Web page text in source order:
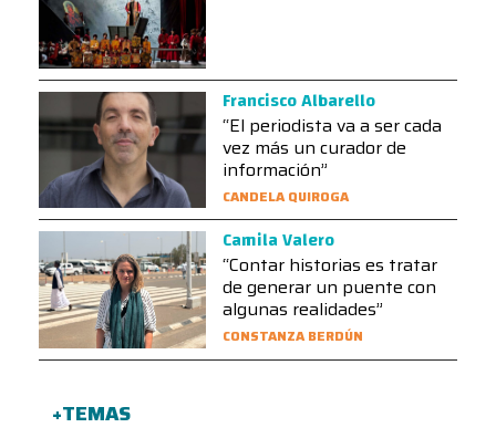
Francisco Albarello
“El periodista va a ser cada
vez más un curador de
información”
CANDELA QUIROGA
Camila Valero
“Contar historias es tratar
de generar un puente con
algunas realidades”
CONSTANZA BERDÚN
+TEMAS